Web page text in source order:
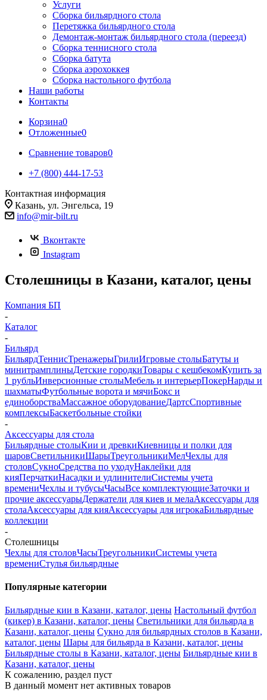
Услуги
Сборка бильярдного стола
Перетяжка бильярдного стола
Демонтаж-монтаж бильярдного стола (переезд)
Сборка теннисного стола
Сборка батута
Сборка аэрохоккея
Сборка настольного футбола
Наши работы
Контакты
Корзина0
Отложенные0
Сравнение товаров0
+7 (800) 444-17-53
Контактная информация
Казань, ул. Энгельса, 19
info@mir-bilt.ru
Вконтакте
Instagram
Столешницы в Казани, каталог, цены
Компания БП
-
Каталог
-
Бильярд
БильярдТеннисТренажерыГрилиИгровые столыБатуты и
минитрамплиныДетские городкиТовары с кешбекомКупить за
1 рубльИнверсионные столыМебель и интерьерПокерНарды и
шахматыФутбольные ворота и мячиБокс и
единоборстваМассажное оборудованиеДартсСпортивные
комплексыБаскетбольные стойки
-
Аксессуары для стола
Бильярдные столыКии и древкиКиевницы и полки для
шаровСветильникиШарыТреугольникиМелЧехлы для
столовСукноСредства по уходуНаклейки для
кияПерчаткиНасадки и удлинителиСистемы учета
времениЧехлы и тубусыЧасыВсе комплектующиеЗаточки и
прочие аксессуарыДержатели для киев и мелаАксессуары для
столаАксессуары для кияАксессуары для игрокаБильярдные
коллекции
-
Столешницы
Чехлы для столовЧасыТреугольникиСистемы учета
времениСтулья бильярдные
Популярные категории
Бильярдные кии в Казани, каталог, цены Настольный футбол
(кикер) в Казани, каталог, цены Светильники для бильярда в
Казани, каталог, цены Сукно для бильярдных столов в Казани,
каталог, цены Шары для бильярда в Казани, каталог, цены
Бильярдные столы в Казани, каталог, цены Бильярдные кии в
Казани, каталог, цены
К сожалению, раздел пуст
В данный момент нет активных товаров